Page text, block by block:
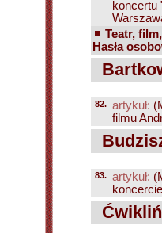
koncertu
Teatr,
Hasła
82. artykuł:
filmu
83. artykuł: